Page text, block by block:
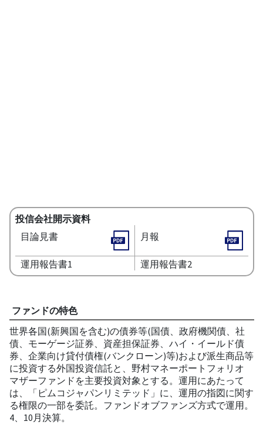
投信会社開示資料
目論見書
月報
運用報告書1 運用報告書2
ファンドの特色
世界各国(新興国を含む)の債券等(国債、政府機関債、社
債、モーゲージ証券、資産担保証券、ハイ・イールド債
券、企業向け貸付債権(バンクローン)等)および派生商品等
に投資する外国投資信託と、野村マネーポートフォリオ
マザーファンドを主要投資対象とする。運用にあたって
は、「ピムコジャパンリミテッド」に、運用の指図に関す
る権限の一部を委託。ファンドオブファンズ方式で運用。
4、10月決算。